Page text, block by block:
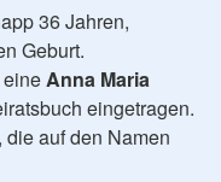
36 Jahren,
Geburt.
Anna Maria
eingetragen.
die auf den Namen